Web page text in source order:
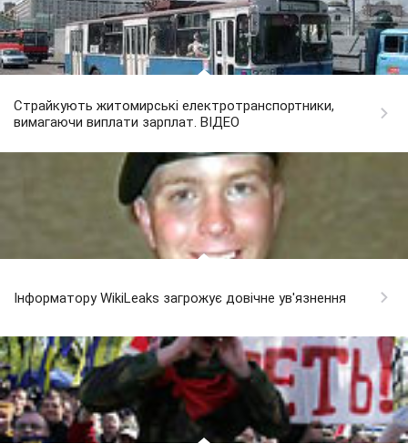
Страйкують житомирські електротранспортники,
вимагаючи виплати зарплат. ВІДЕО
Інформатору WikiLeaks загрожує довічне ув'язнення